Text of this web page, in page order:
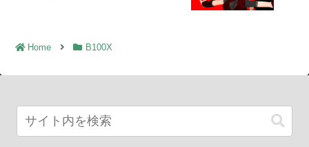
Home B100X